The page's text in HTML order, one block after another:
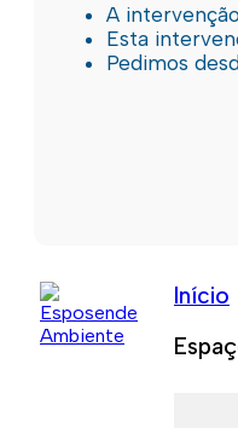
A
Esta
Pedimos
Início